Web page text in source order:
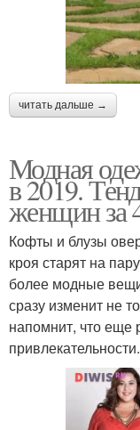
читать дальше →
Модная
в 2019.
женщин за
Кофты и блузы
кроя старят на
более модные
сразу изменит не
напомнит, что еще
привлекательности.